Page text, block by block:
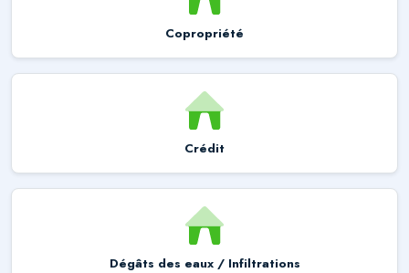
Copropriété
Crédit
Dégâts des eaux / Infiltrations